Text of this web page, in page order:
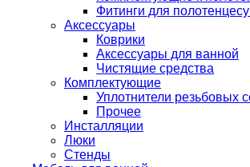
Фитинги для
Аксессуары
Коврики
Аксессуары для ванной
Чистящие средства
Комплектующие
Уплотнители резьбовых
Прочее
Инсталляции
Люки
Стенды